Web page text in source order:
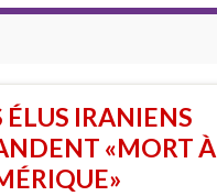
ÉLUS IRANIENS
«MORT À